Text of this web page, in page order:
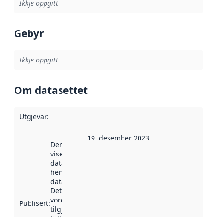
Ikkje oppgitt
Gebyr
Ikkje oppgitt
Om datasettet
Utgjevar:
Publisert:
Denne datoen
viser når
datasettet vart
henta inn av
data.norge.no.
Det kan ha
vore
tilgjengeleg
19. desember 2023